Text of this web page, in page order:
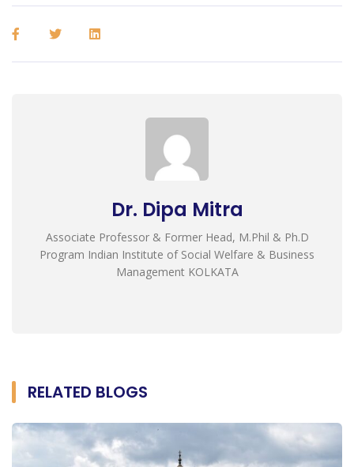
Dr. Dipa Mitra
Associate Professor & Former Head, M.Phil & Ph.D
Program Indian Institute of Social Welfare & Business
Management KOLKATA
RELATED BLOGS